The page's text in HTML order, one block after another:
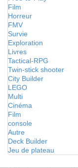
Film
Horreur
FMV
Survie
Exploration
Livres
Tactical-RPG
Twin-stick shooter
City Builder
LEGO
Multi
Cinéma
Film
console
Autre
Deck Builder
Jeu de plateau